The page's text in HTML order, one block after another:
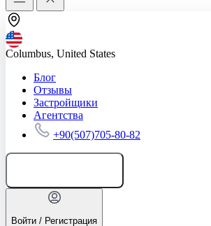
Columbus, United States
Блог
Отзывы
Застройщики
Агентства
+90(507)705-80-82
Войти / Регистрация